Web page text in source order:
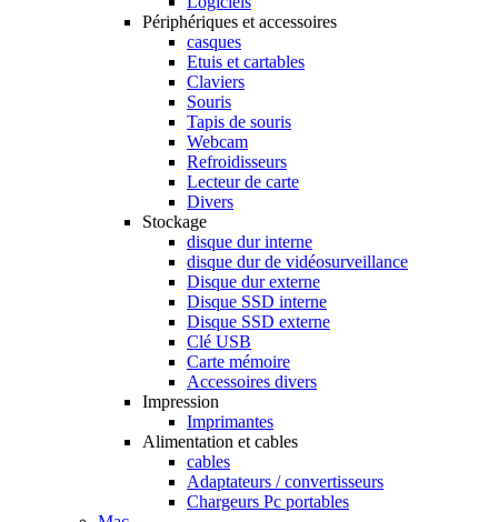
Périphériques et accessoires
casques
Etuis et cartables
Claviers
Souris
Tapis de souris
Webcam
Refroidisseurs
Lecteur de carte
Divers
Stockage
disque dur interne
disque dur de vidéosurveillance
Disque dur externe
Disque SSD interne
Disque SSD externe
Clé USB
Carte mémoire
Accessoires divers
Impression
Imprimantes
Alimentation et cables
cables
Adaptateurs / convertisseurs
Chargeurs Pc portables